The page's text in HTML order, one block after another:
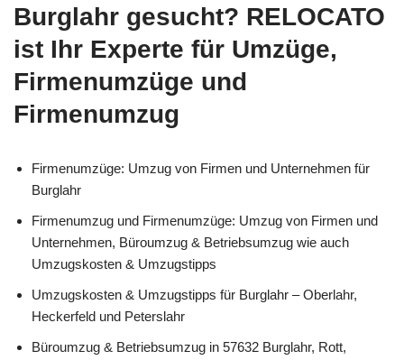
Burglahr gesucht? RELOCATO
ist Ihr Experte für Umzüge,
Firmenumzüge und
Firmenumzug
Firmenumzüge: Umzug von Firmen und Unternehmen für
Burglahr
Firmenumzug und Firmenumzüge: Umzug von Firmen und
Unternehmen, Büroumzug & Betriebsumzug wie auch
Umzugskosten & Umzugstipps
Umzugskosten & Umzugstipps für Burglahr – Oberlahr,
Heckerfeld und Peterslahr
Büroumzug & Betriebsumzug in 57632 Burglahr, Rott,